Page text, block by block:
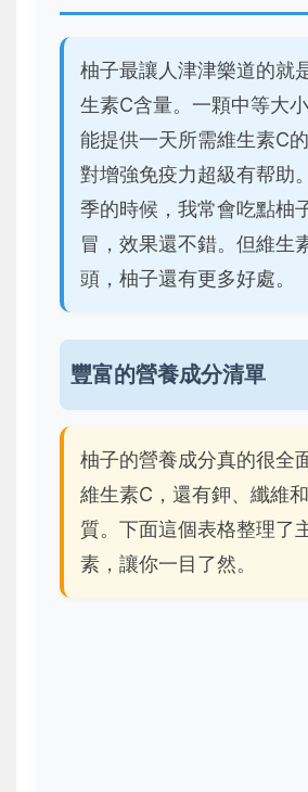
柚子最讓人津津樂道的就
生素C含量。一顆中等大
能提供一天所需維生素C
對增強免疫力超級有帮助
季的時候，我常會吃點柚
冒，效果還不錯。但維生
頭，柚子還有更多好處。
豐富的營養成分清單
柚子的營養成分真的很全
維生素C，還有鉀、纖維
質。下面這個表格整理了
素，讓你一目了然。